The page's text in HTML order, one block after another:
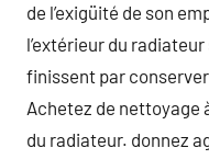
de l’exigüité de son
l’extérieur du
finissent par
Achetez de nettoyage
du radiateur. donnez